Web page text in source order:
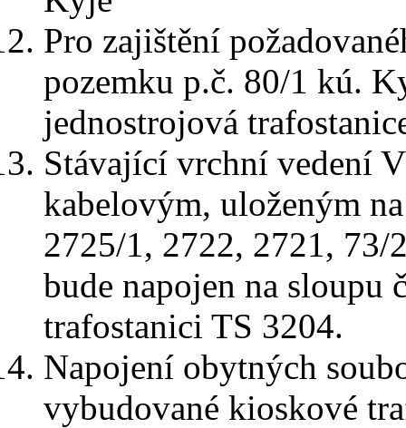
Pro zajištění
pozemku p.č. 80/1 kú.
jednostrojová
Stávající vrchní vedení
kabelovým, uloženým
2725/1, 2722, 2721,
bude napojen na sloupu
trafostanici TS 3204.
Napojení obytných
vybudované kioskové